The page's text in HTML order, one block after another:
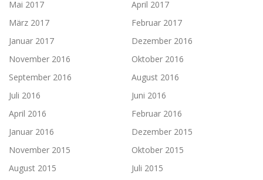
Mai 2017
April 2017
März 2017
Februar 2017
Januar 2017
Dezember 2016
November 2016
Oktober 2016
September 2016
August 2016
Juli 2016
Juni 2016
April 2016
Februar 2016
Januar 2016
Dezember 2015
November 2015
Oktober 2015
August 2015
Juli 2015